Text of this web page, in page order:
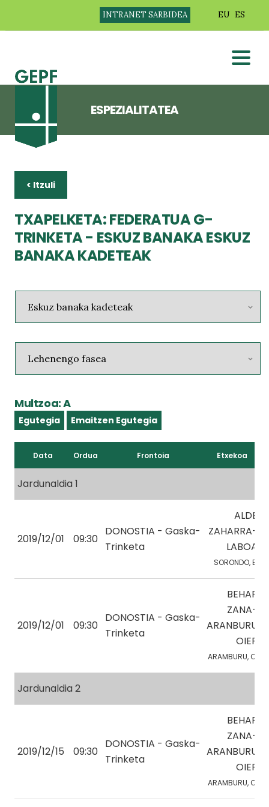
INTRANET SARBIDEA EU ES
ESPEZIALITATEA
< Itzuli
TXAPELKETA: FEDERATUA G-
TRINKETA - ESKUZ BANAKA ESKUZ
BANAKA KADETEAK
Multzoa: A
Egutegia Emaitzen Egutegia
Data Ordua Frontoia Etxekoa
Jardunaldia 1
2019/12/01 09:30
DONOSTIA - Gaska-
Trinketa
ALDE
ZAHARRA-
LABOA
SORONDO, E.
2019/12/01 09:30
DONOSTIA - Gaska-
Trinketa
BEHAR
ZANA-
ARANBURU
OIER
ARAMBURU, O.
Jardunaldia 2
2019/12/15 09:30
DONOSTIA - Gaska-
Trinketa
BEHAR
ZANA-
ARANBURU
OIER
ARAMBURU, O.